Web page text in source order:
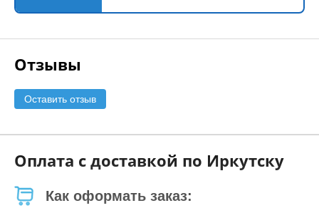
Отзывы
Оставить отзыв
Оплата с доставкой по Иркутску
Как оформать заказ: